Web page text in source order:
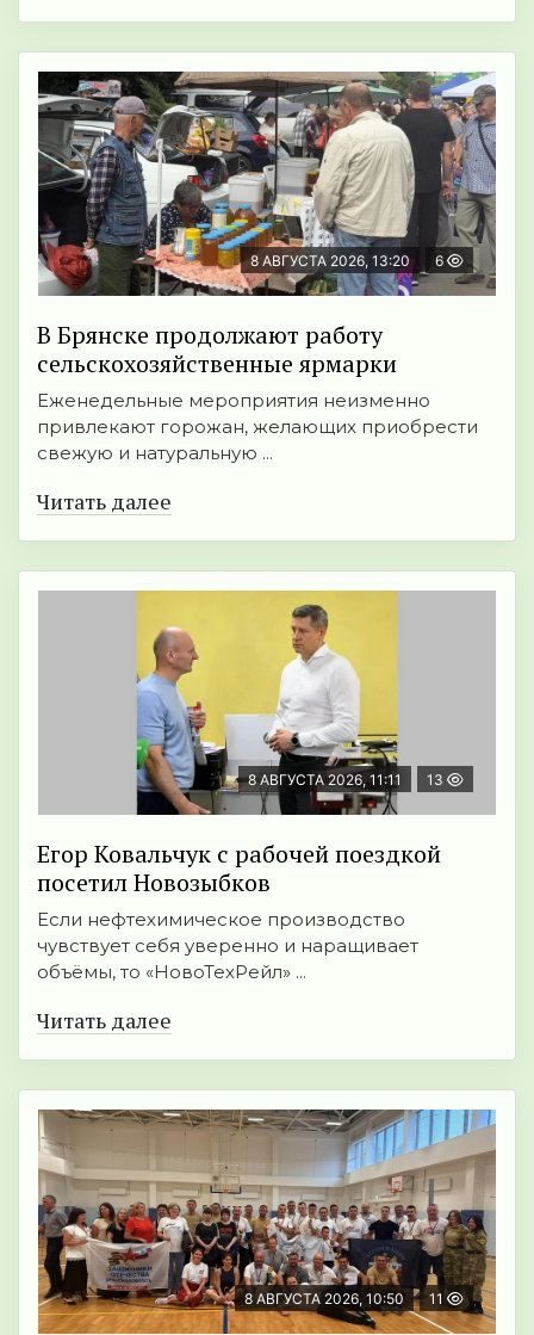
8 АВГУСТА 2026, 13:20 6
В Брянске продолжают работу
сельскохозяйственные ярмарки
Еженедельные мероприятия неизменно
привлекают горожан, желающих приобрести
свежую и натуральную ...
Читать далее
8 АВГУСТА 2026, 11:11 13
Егор Ковальчук с рабочей поездкой
посетил Новозыбков
Если нефтехимическое производство
чувствует себя уверенно и наращивает
объёмы, то «НовоТехРейл» ...
Читать далее
8 АВГУСТА 2026, 10:50 11